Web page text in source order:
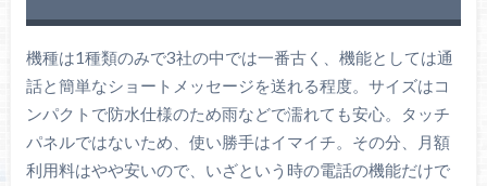
機種は1種類のみで3社の中では一番古く、機能としては通
話と簡単なショートメッセージを送れる程度。サイズはコ
ンパクトで防水仕様のため雨などで濡れても安心。タッチ
パネルではないため、使い勝手はイマイチ。その分、月額
利用料はやや安いので、いざという時の電話の機能だけで